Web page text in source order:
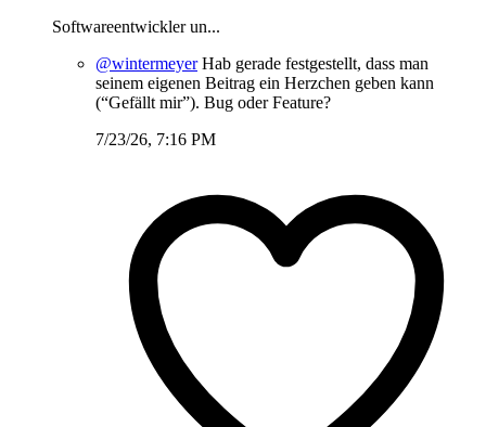
Softwareentwickler un...
@wintermeyerHab gerade festgestellt, dass man
seinem eigenen Beitrag ein Herzchen geben kann
(“Gefällt mir”). Bug oder Feature?
7/23/26, 7:16 PM